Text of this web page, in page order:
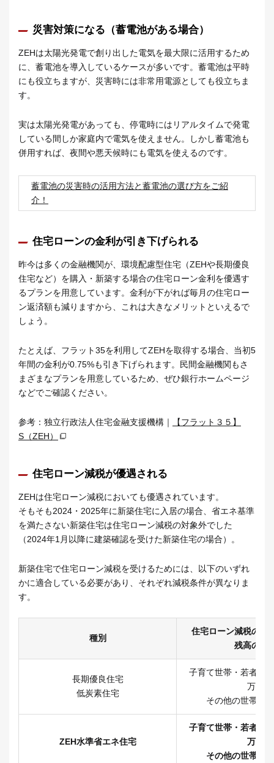
災害対策になる（蓄電池がある場合）
ZEHは太陽光発電で創り出した電気を最大限に活用するため
に、蓄電池を導入しているケースが多いです。蓄電池は平時
にも役立ちますが、災害時には非常用電源としても役立ちま
す。
実は太陽光発電があっても、停電時にはリアルタイムで発電
している間しか家庭内で電気を使えません。しかし蓄電池も
併用すれば、夜間や悪天候時にも電気を使えるのです。
蓄電池の災害時の活用方法と蓄電池の選び方をご紹
介！
住宅ローンの金利が引き下げられる
昨今は多くの金融機関が、環境配慮型住宅（ZEHや長期優良
住宅など）を購入・新築する場合の住宅ローン金利を優遇す
るプランを用意しています。金利が下がれば毎月の住宅ロー
ン返済額も減りますから、これは大きなメリットといえるで
しょう。
たとえば、フラット35を利用してZEHを取得する場合、当初5
年間の金利が0.75%も引き下げられます。民間金融機関もさ
まざまなプランを用意しているため、ぜひ銀行ホームページ
などでご確認ください。
参考：独立行政法人住宅金融支援機構｜
【フラット３５】
S（ZEH）
住宅ローン減税が優遇される
ZEHは住宅ローン減税においても優遇されています。
そもそも2024・2025年に新築住宅に入居の場合、省エネ基準
を満たさない新築住宅は住宅ローン減税の対象外でした
（2024年1月以降に建築確認を受けた新築住宅の場合）。
新築住宅で住宅ローン減税を受けるためには、以下のいずれ
かに適合している必要があり、それぞれ減税条件が異なりま
す。
種別
住宅ローン減税の対
残高の上
長期優良住宅
低炭素住宅
子育て世帯・若者夫
万円
その他の世帯：
ZEH水準省エネ住宅
子育て世帯・若者夫
万円
その他の世帯：